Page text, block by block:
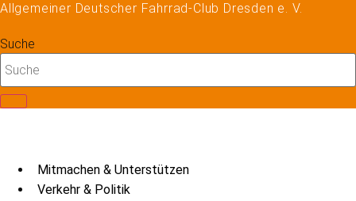
Zum
springen
Allgemeiner Deutscher Fahrrad-Club Dresden e. V.
Suche
Mitmachen & Unterstützen
Verkehr & Politik